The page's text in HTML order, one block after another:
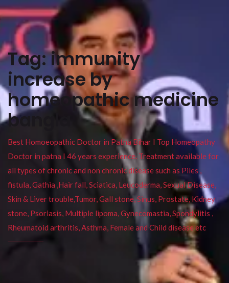
Tag:immunity
increase by
homeopathic medicine
bangla
Best Homoeopathic Doctor in Patna Bihar I Top Homeopathy
Doctor in patna I 46 years experience. Treatment available for
all types of chronic and non chronic disease such as Piles ,
fistula, Gathia ,Hair fall, Sciatica, Leucoderma, Sexual Disease,
Skin & Liver trouble,Tumor, Gall stone, Sinus, Prostate, Kidney
stone, Psoriasis, Multiple lipoma, Gynecomastia, Spondylitis ,
Rheumatoid arthritis, Asthma, Female and Child disease etc